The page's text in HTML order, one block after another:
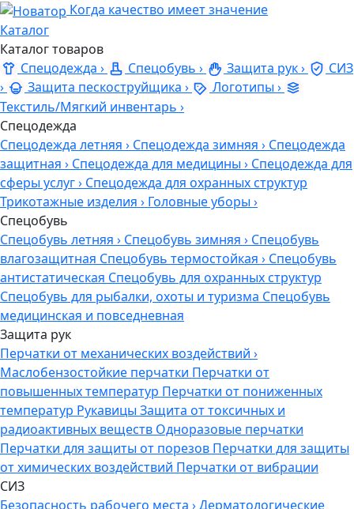
Когда качество имеет значение
Каталог
Каталог товаров
Спецодежда › Спецобувь › Защита рук›
СИЗ
›
Защита пескоструйщика › Логотипы ›
Текстиль/Мягкий инвентарь ›
Спецодежда
Спецодежда летняя › Спецодежда зимняя › Спецодежда
защитная › Спецодежда для медицины › Спецодежда для
сферы услуг› Спецодежда для охранных структур
Трикотажные изделия › Головные уборы ›
Спецобувь
Спецобувь летняя › Спецобувь зимняя › Спецобувь
влагозащитная Спецобувь термостойкая › Спецобувь
антистатическая Спецобувь для охранных структур
Спецобувь для рыбалки, охоты и туризма Спецобувь
медицинская и повседневная
Защита рук
Перчатки от механических воздействий ›
Маслобензостойкие перчатки Перчатки от
повышенных температур Перчатки от пониженных
температур Рукавицы Защита от токсичных и
радиоактивных веществ Одноразовые перчатки
Перчатки для защиты от порезов Перчатки для защиты
от химических воздействий Перчатки от вибрации
СИЗ
Безопасность рабочего места ›Дерматологические